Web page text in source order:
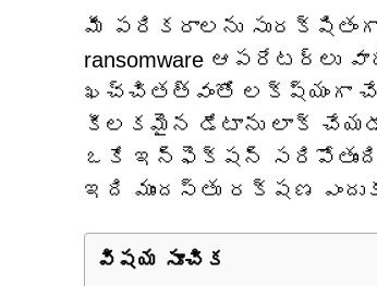
మీ పరికరాలను సురక్షితంగా
ransomware ఆపరేటర్లు
ఖచ్చితత్వంతో లక్ష్యంగా
కీలకమైన డేటాను లాక్
ఒకే ఇన్ఫెక్షన్
ఇది ముందస్తు రక్షణ
విషయ సూచిక